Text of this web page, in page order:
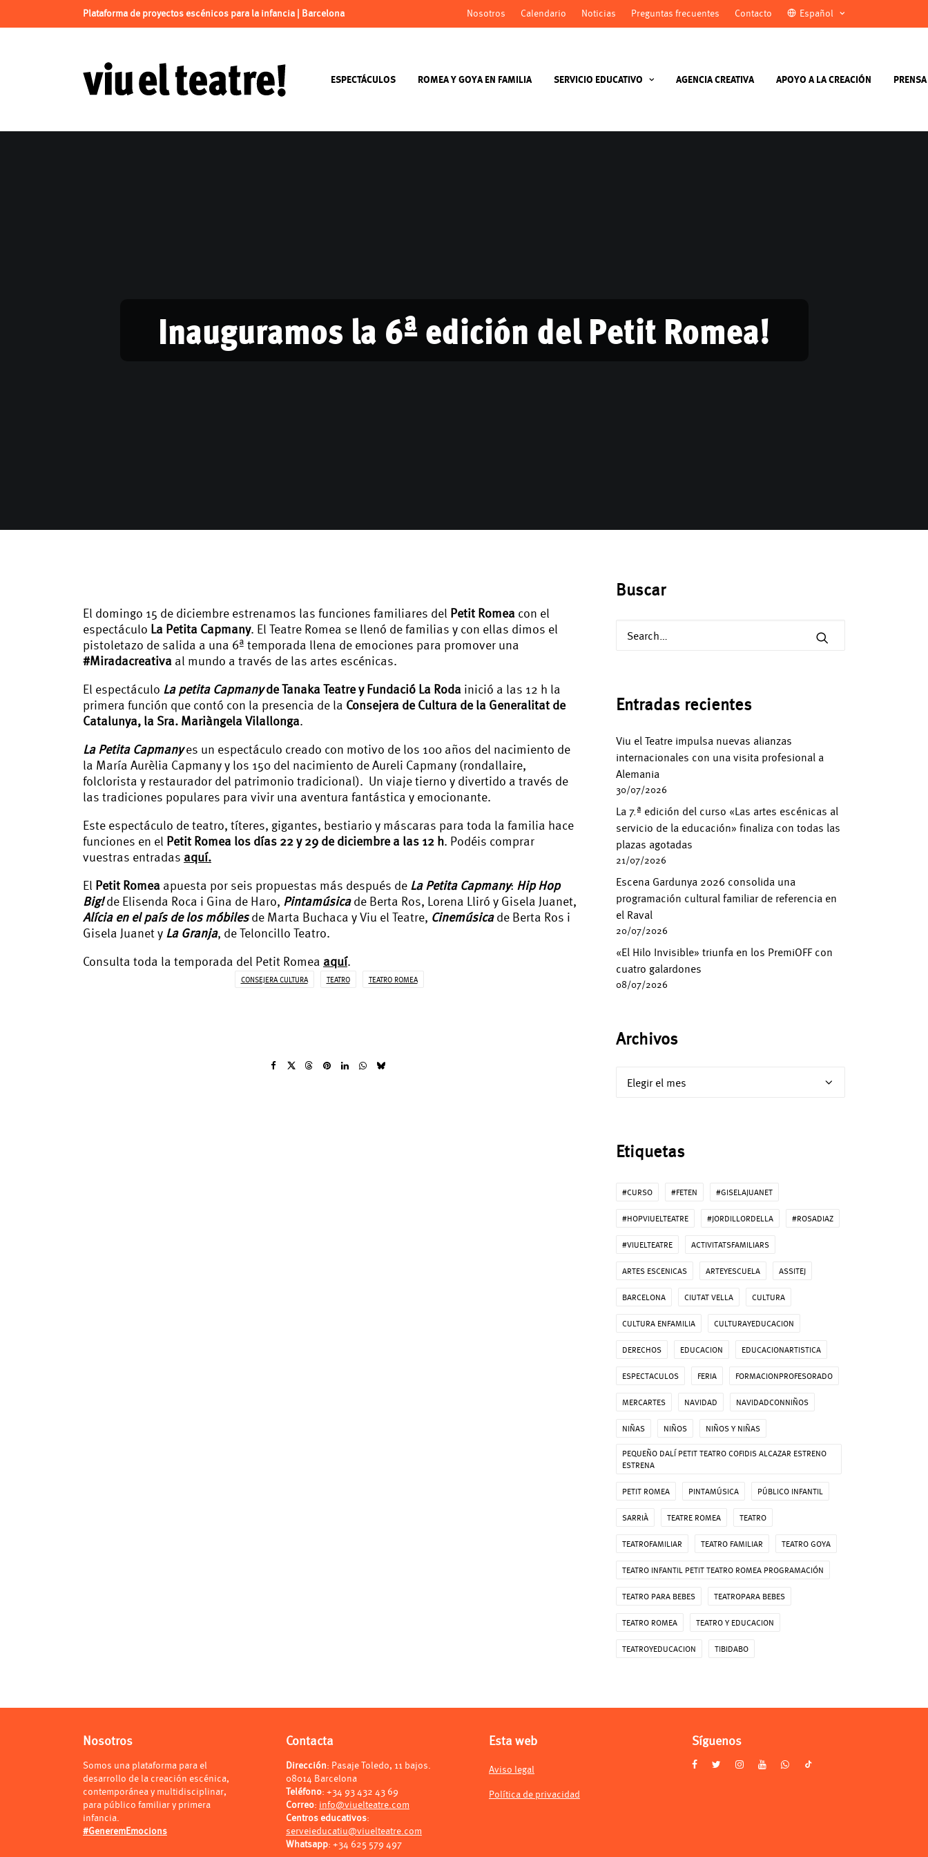
Plataforma de proyectos escénicos para la infancia | Barcelona Nosotros Calendario Noticias Preguntas frecuentes Contacto Español
ESPECTÁCULOS ROMEA Y GOYA EN FAMILIA SERVICIO EDUCATIVO AGENCIA CREATIVA APOYO A LA CREACIÓN PRENSA
Inauguramos la 6ª edición del Petit Romea!
El domingo 15 de diciembre estrenamos las funciones familiares del Petit Romea con el
espectáculo La Petita Capmany. El Teatre Romea se llenó de familias y con ellas dimos el
pistoletazo de salida a una 6ª temporada llena de emociones para promover una
#Miradacreativa al mundo a través de las artes escénicas.
El espectáculo La petita Capmanyde Tanaka Teatre y Fundació La Roda inició a las 12 h la
primera función que contó con la presencia de la Consejera de Cultura de la Generalitat de
Catalunya, la Sra. Mariàngela Vilallonga.
La Petita Capmanyes un espectáculo creado con motivo de los 100 años del nacimiento de
la María Aurèlia Capmany y los 150 del nacimiento de Aureli Capmany (rondallaire,
folclorista y restaurador del patrimonio tradicional). Un viaje tierno y divertido a través de
las tradiciones populares para vivir una aventura fantástica y emocionante.
Este espectáculo de teatro, títeres, gigantes, bestiario y máscaras para toda la familia hace
funciones en el Petit Romea los días 22 y 29 de diciembre a las 12 h. Podéis comprar
vuestras entradas aquí.
El Petit Romea apuesta por seis propuestas más después de La Petita Capmany: Hip Hop
Big! de Elisenda Roca i Gina de Haro, Pintamúsicade Berta Ros, Lorena Lliró y Gisela Juanet,
Alícia en el país de los móbilesde Marta Buchaca y Viu el Teatre, Cinemúsicade Berta Ros i
Gisela Juanet y La Granja, de Teloncillo Teatro.
Consulta toda la temporada del Petit Romea aquí.
CONSEJERA CULTURA TEATRO TEATRO ROMEA
Buscar
Entradas recientes
Viu el Teatre impulsa nuevas alianzas
internacionales con una visita profesional a
Alemania
30/07/2026
La 7.ª edición del curso «Las artes escénicas al
servicio de la educación» finaliza con todas las
plazas agotadas
21/07/2026
Escena Gardunya 2026 consolida una
programación cultural familiar de referencia en
el Raval
20/07/2026
«El Hilo Invisible» triunfa en los PremiOFF con
cuatro galardones
08/07/2026
Archivos
Archivos
Etiquetas
#CURSO #FETEN #GISELAJUANET
#HOPVIUELTEATRE #JORDILLORDELLA #ROSADIAZ
#VIUELTEATRE ACTIVITATSFAMILIARS
ARTES ESCENICAS ARTEYESCUELA ASSITEJ
BARCELONA CIUTAT VELLA CULTURA
CULTURA ENFAMILIA CULTURAYEDUCACION
DERECHOS EDUCACION EDUCACIONARTISTICA
ESPECTACULOS FERIA FORMACIONPROFESORADO
MERCARTES NAVIDAD NAVIDADCONNIÑOS
NIÑAS NIÑOS NIÑOS Y NIÑAS
PEQUEÑO DALÍ PETIT TEATRO COFIDIS ALCAZAR ESTRENO
ESTRENA
PETIT ROMEA PINTAMÚSICA PÚBLICO INFANTIL
SARRIÀ TEATRE ROMEA TEATRO
TEATROFAMILIAR TEATRO FAMILIAR TEATRO GOYA
TEATRO INFANTIL PETIT TEATRO ROMEA PROGRAMACIÓN
TEATRO PARA BEBES TEATROPARA BEBES
TEATRO ROMEA TEATRO Y EDUCACION
TEATROYEDUCACION TIBIDABO
Nosotros
Somos una plataforma para el
desarrollo de la creación escénica,
contemporánea y multidisciplinar,
para público familiar y primera
infancia.
#GeneremEmocions
Contacta
Dirección: Pasaje Toledo, 11 bajos.
08014 Barcelona
Teléfono: +34 93 432 43 69
Correo: info@viuelteatre.com
Centros educativos:
serveieducatiu@viuelteatre.com
Whatsapp: +34 625 579 497
Esta web
Aviso legal
Política de privacidad
Síguenos